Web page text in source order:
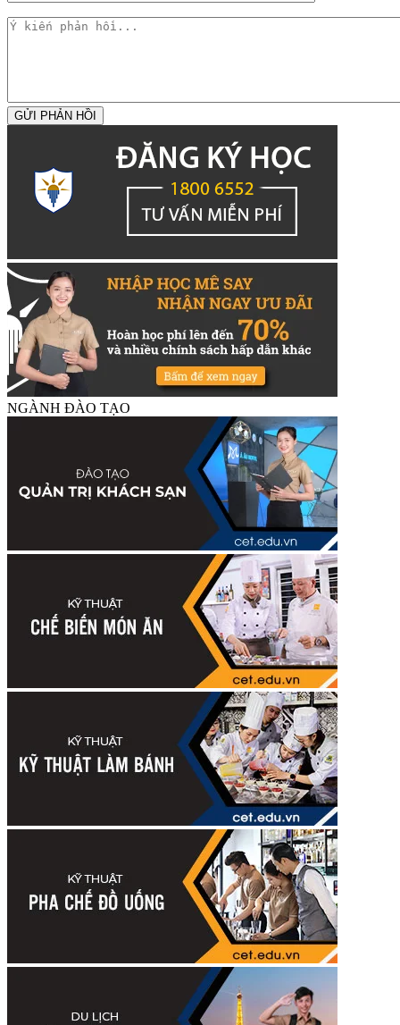
GỬI PHẢN HỒI
NGÀNH ĐÀO TẠO